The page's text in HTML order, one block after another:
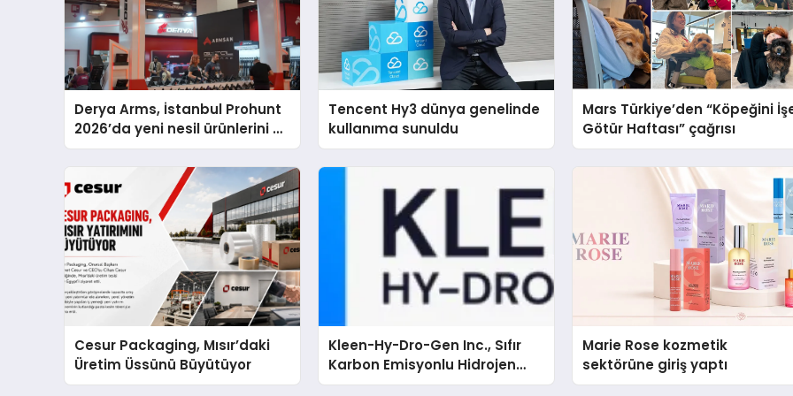
Derya Arms, İstanbul Prohunt
2026’da yeni nesil ürünlerini ve
global marka vizyonunu
Tencent Hy3 dünya genelinde
kullanıma sunuldu
Mars Türkiye’den “Köpeğini
Götür Haftası” çağrısı
Cesur Packaging, Mısır’daki
Üretim Üssünü Büyütüyor
Kleen-Hy-Dro-Gen Inc., Sıfır
Karbon Emisyonlu Hidrojen
Isıtma Teknolojisinde ISO ve
Marie Rose kozmetik
sektörüne giriş yaptı